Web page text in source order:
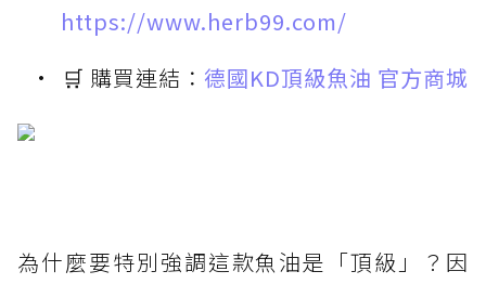
https://www.herb99.com/
🛒 購買連結： 德國KD頂級魚油 官方商城
為什麼要特別強調這款魚油是「頂級」？因